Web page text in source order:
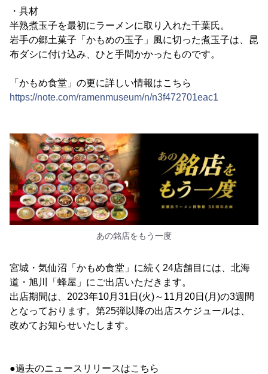
・具材
半熟煮玉子を最初にラーメンに取り入れた千葉氏。
岩手の郷土菓子「かもめの玉子」風に切った煮玉子は、昆
布ダシに付け込み、ひと手間かかったものです。
「かもめ食堂」の更に詳しい情報はこちら
https://note.com/ramenmuseum/n/n3f472701eac1
あの銘店をもう一度
宮城・気仙沼「かもめ食堂」に続く24店舗目には、北海
道・旭川「蜂屋」にご出店いただきます。
出店期間は、2023年10月31日(火)～11月20日(月)の3週間
となっております。第25弾以降の出店スケジュールは、
改めてお知らせいたします。
●過去のニュースリリースはこちら